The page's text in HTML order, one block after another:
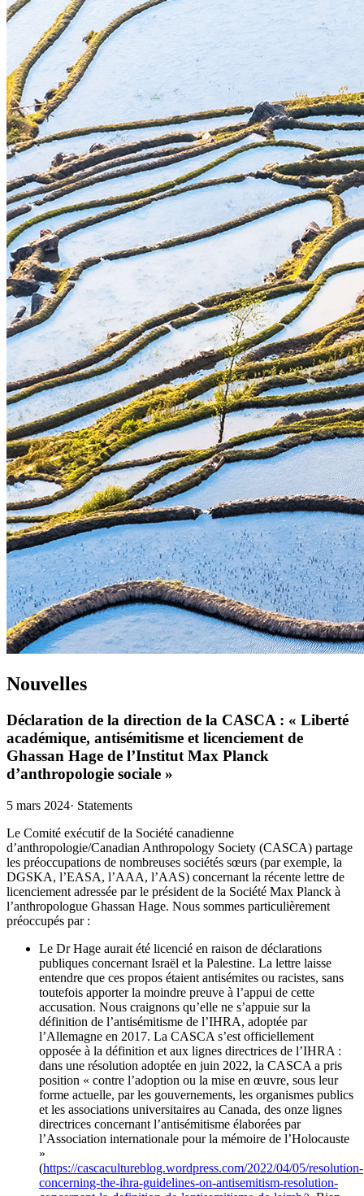
Nouvelles
Déclaration de la direction de la CASCA : « Liberté
académique, antisémitisme et licenciement de
Ghassan Hage de l’Institut Max Planck
d’anthropologie sociale »
5 mars 2024· Statements
Le Comité exécutif de la Société canadienne
d’anthropologie/Canadian Anthropology Society (CASCA) partage
les préoccupations de nombreuses sociétés sœurs (par exemple, la
DGSKA, l’EASA, l’AAA, l’AAS) concernant la récente lettre de
licenciement adressée par le président de la Société Max Planck à
l’anthropologue Ghassan Hage. Nous sommes particulièrement
préoccupés par :
Le Dr Hage aurait été licencié en raison de déclarations
publiques concernant Israël et la Palestine. La lettre laisse
entendre que ces propos étaient antisémites ou racistes, sans
toutefois apporter la moindre preuve à l’appui de cette
accusation. Nous craignons qu’elle ne s’appuie sur la
définition de l’antisémitisme de l’IHRA, adoptée par
l’Allemagne en 2017. La CASCA s’est officiellement
opposée à la définition et aux lignes directrices de l’IHRA :
dans une résolution adoptée en juin 2022, la CASCA a pris
position « contre l’adoption ou la mise en œuvre, sous leur
forme actuelle, par les gouvernements, les organismes publics
et les associations universitaires au Canada, des onze lignes
directrices concernant l’antisémitisme élaborées par
l’Association internationale pour la mémoire de l’Holocauste
»
(https://cascacultureblog.wordpress.com/2022/04/05/resolution-
concerning-the-ihra-guidelines-on-antisemitism-resolution-